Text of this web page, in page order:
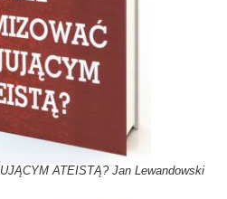
ATEISTĄ? Jan Lewandowski